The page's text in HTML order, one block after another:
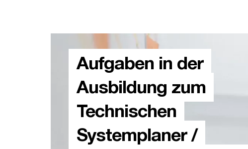
Aufgaben in der
Ausbildung zum
Technischen
Systemplaner /